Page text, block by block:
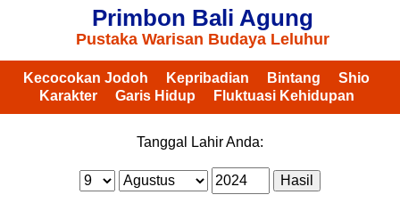
Primbon Bali Agung
Pustaka Warisan Budaya Leluhur
Kecocokan Jodoh Kepribadian Bintang
Shio
Karakter
Garis Hidup Fluktuasi Kehidupan
Tanggal Lahir Anda: